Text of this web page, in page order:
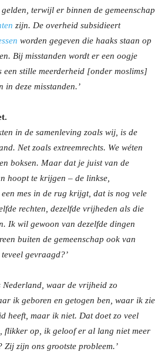
terwijl er binnen de gemeenschap
zijn. De overheid subsidieert
worden gegeven die haaks staan op
Bij misstanden wordt er een oogje
stille meerderheid [onder moslims]
in deze misstanden.’
in de samenleving zoals wij, is de
Net zoals extreemrechts. We wéten
boksen. Maar dat je juist van de
hoopt te krijgen – de linkse,
een mes in de rug krijgt, dat is nog vele
rechten, dezelfde vrijheden als die
Ik wil gewoon van dezelfde dingen
buiten de gemeenschap ook van
gevraagd?’
Nederland, waar de vrijheid zo
ik geboren en getogen ben, waar ik zie
heeft, maar ik niet. Dat doet zo veel
flikker op, ik geloof er al lang niet meer
Zij zijn ons grootste probleem.’